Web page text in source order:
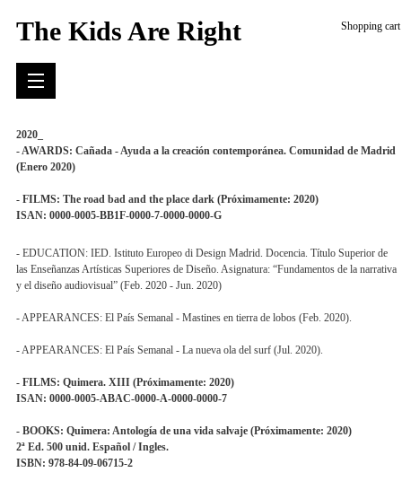
Shopping cart
The Kids Are Right
2020_
- AWARDS: Cañada - Ayuda a la creación contemporánea. Comunidad de Madrid
(Enero 2020)
- FILMS: The road bad and the place dark (Próximamente: 2020)
ISAN: 0000-0005-BB1F-0000-7-0000-0000-G
- EDUCATION: IED. Istituto Europeo di Design Madrid. Docencia. Título Superior de
las Enseñanzas Artísticas Superiores de Diseño. Asignatura: “Fundamentos de la narrativa
y el diseño audiovisual” (Feb. 2020 - Jun. 2020)
- APPEARANCES: El País Semanal - Mastines en tierra de lobos (Feb. 2020).
- APPEARANCES: El País Semanal - La nueva ola del surf (Jul. 2020).
- FILMS: Quimera. XIII (Próximamente: 2020)
ISAN: 0000-0005-ABAC-0000-A-0000-0000-7
- BOOKS: Quimera: Antología de una vida salvaje (Próximamente: 2020)
2ª Ed. 500 unid. Español / Ingles.
ISBN: 978-84-09-06715-2